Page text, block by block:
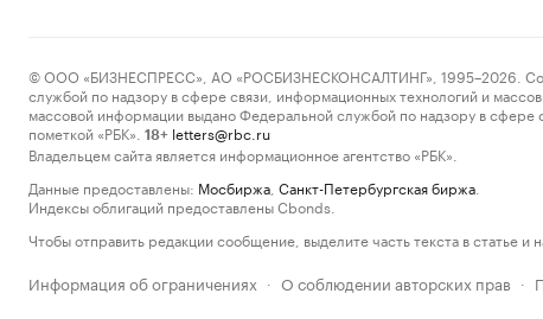
© ООО «БИЗНЕСПРЕСС», АО «РОСБИЗНЕСКОНСАЛТИНГ», 1995–2026.
службой по надзору в сфере связи, информационных технологий и
массовой информации выдано Федеральной службой по надзору в
пометкой «РБК».
18+ letters@rbc.ru
Владельцем сайта является информационное агентство «РБК».
Данные предоставлены: Мосбиржа Санкт-Петербургская биржа
Индексы облигаций предоставлены Cbonds.
Чтобы отправить редакции сообщение, выделите часть текста в статье и
Информация об ограничениях · О соблюдении авторских прав ·